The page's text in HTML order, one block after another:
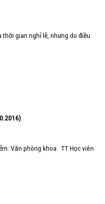
gian nghỉ lễ, nhưng do điều
Văn phòng khoa TT Học viên